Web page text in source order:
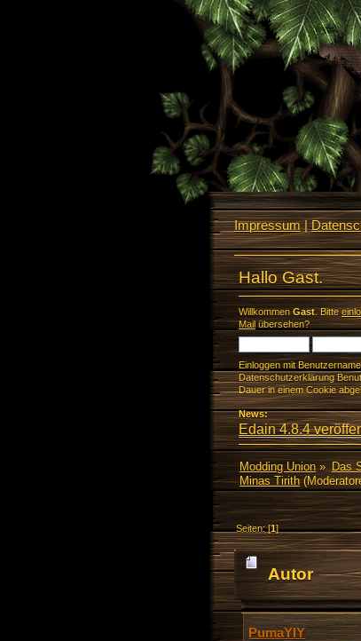
Impressum|
Hallo Gast.
Willkommen Gast. Bitte
Mailübersehen?
Einloggen mit
Datenschutzerklärung
Dauer in einem Cookie
News:
Edain 4.8.4
Modding Union» Das
Minas Tirith
Seiten: [1]
Autor
PumaYIY